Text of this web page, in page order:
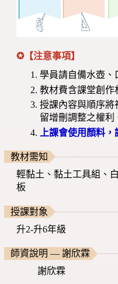
✪【注意事項】
學員請自備水壺、
教材費含課堂創作
授課內容與順序將
留增刪調整之權利
上課會使用顏料
教材需知
輕黏土、黏土工具組、
板
授課對象
升2-升6年級
師資說明 — 謝欣霖
謝欣霖